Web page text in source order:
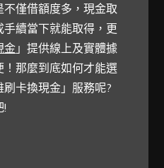
僅借額度多，現金取
續當下就能取得，更
金」提供線上及實體據
那麼到底如何才能選
卡換現金」服務呢?
!